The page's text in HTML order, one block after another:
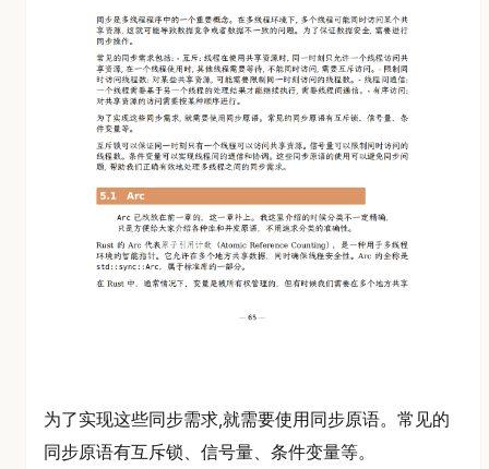
为了实现这些同步需求,就需要使用同步原语。常见的
同步原语有互斥锁、信号量、条件变量等。